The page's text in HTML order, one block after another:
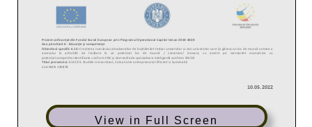
View in Full Screen